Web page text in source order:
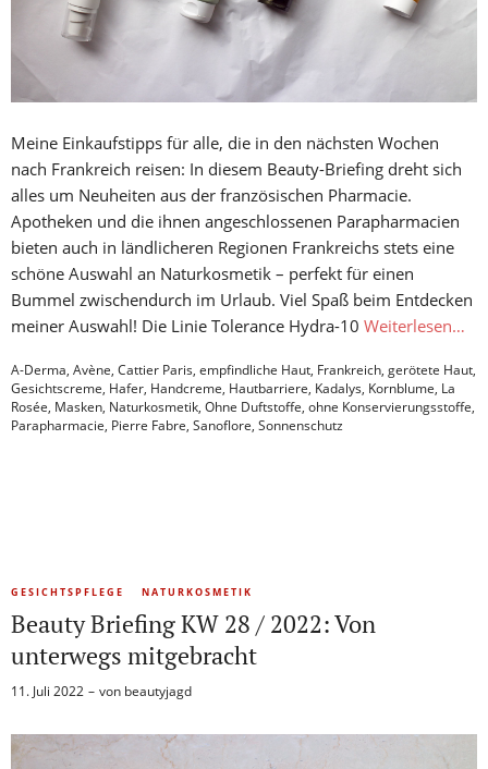
Meine Einkaufstipps für alle, die in den nächsten Wochen
nach Frankreich reisen: In diesem Beauty-Briefing dreht sich
alles um Neuheiten aus der französischen Pharmacie.
Apotheken und die ihnen angeschlossenen Parapharmacien
bieten auch in ländlicheren Regionen Frankreichs stets eine
schöne Auswahl an Naturkosmetik – perfekt für einen
Bummel zwischendurch im Urlaub. Viel Spaß beim Entdecken
meiner Auswahl! Die Linie Tolerance Hydra-10 Weiterlesen…
A-Derma, Avène, Cattier Paris, empfindliche Haut, Frankreich, gerötete Haut,
Gesichtscreme, Hafer, Handcreme, Hautbarriere, Kadalys, Kornblume, La
Rosée, Masken, Naturkosmetik, Ohne Duftstoffe, ohne Konservierungsstoffe,
Parapharmacie, Pierre Fabre, Sanoflore, Sonnenschutz
GESICHTSPFLEGE NATURKOSMETIK
Beauty Briefing KW 28 / 2022: Von
unterwegs mitgebracht
11. Juli 2022 von beautyjagd